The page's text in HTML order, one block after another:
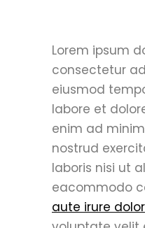
Lorem ipsum
consectetur
eiusmod
labore et
enim ad
nostrud
laboris nisi ut
eacommodo
aute irure dolor